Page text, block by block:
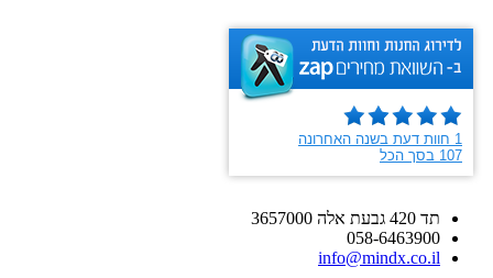
תד 420 גבעת אלה 3657000
058-6463900
info@mindx.co.il